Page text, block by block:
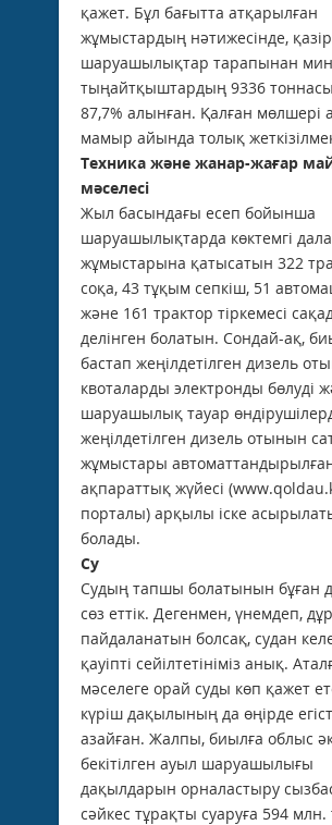
қажет. Бұл бағытта атқарылған
жұмыстардың нәтижесінде,
шаруашылықтар тарапынан
тыңайтқыштардың 9336
87,7% алынған. Қалған мөлшері
мамыр айында толық
Техника және жанар-жағар
мәселесі
Жыл басындағы есеп бойынша
шаруашылықтарда көктемгі дала
жұмыстарына қатысатын 322
соқа, 43 тұқым сепкіш, 51
және 161 трактор тіркемесі
делінген болатын. Сондай-ақ,
бас­тап жеңілдетілген дизель
квоталарды электронды бөлуді
шаруашылық тауар
жеңілдетілген дизель отынын
жұмыстары
ақпараттық жүйесі
порталы) арқылы іске
болады.
Су
Судың тапшы болатынын бұған
сөз еттік. Дегенмен, үнемдеп,
пайдаланатын болсақ, судан
қауіпті сейілтетініміз анық.
мәселеге орай суды көп қажет
күріш дақылының да өңірде
азайған. Жалпы, биылға облыс
бекітілген ауыл шаруашылығы
дақылдарын орналастыру
сәйкес тұрақты суаруға 594